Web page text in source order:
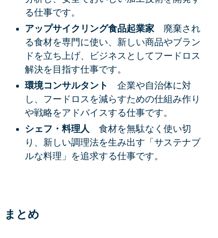
る仕事です。
アップサイクリング食品起業家 廃棄され
る食材を専門に使い、新しい商品やブラン
ドを立ち上げ、
ビジネスとしてフードロス
解決を目指す仕事です。
環境コンサルタント 企業や自治体に対
し、フードロスを減らすための仕組み作り
や戦略をアドバイスする仕事です。
シェフ・料理人 食材を無駄なく使い切
り、新しい調理法を生み出す「サステナブ
ルな料理」を追求する仕事です。
まとめ